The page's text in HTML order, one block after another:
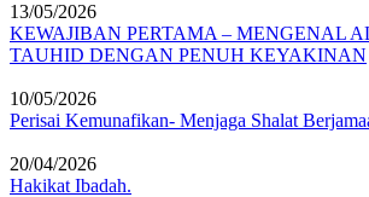
13/05/2026
KEWAJIBAN PERTAMA – MENGENAL
TAUHID DENGAN PENUH KEYAKINAN
10/05/2026
Perisai Kemunafikan- Menjaga Shalat
20/04/2026
Hakikat Ibadah.